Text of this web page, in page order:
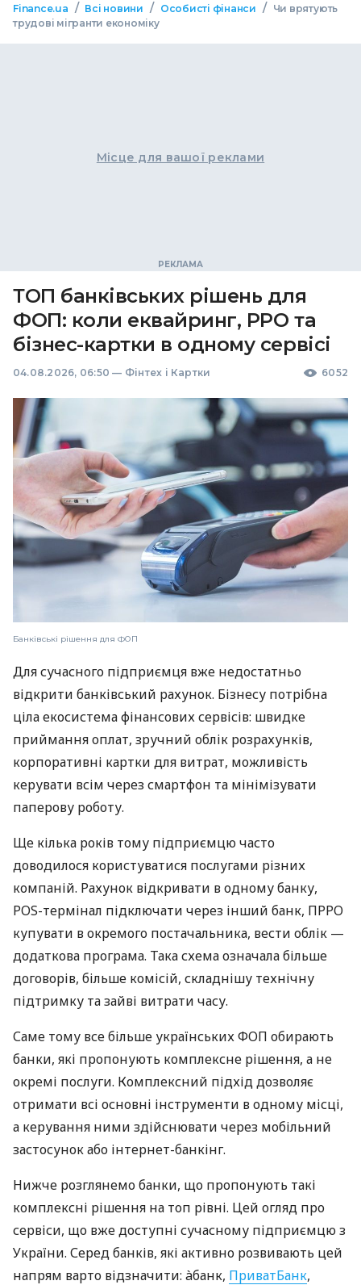
Finance.ua / Всі новини / Особисті фінанси /
Чи врятують
трудові мігранти економіку
Місце для вашої реклами
ТОП банківських рішень для
ФОП: коли еквайринг, РРО та
бізнес-картки в одному сервісі
04.08.2026, 06:50 — Фінтех і Картки 6052
Банківські рішення для ФОП
Для сучасного підприємця вже недостатньо
відкрити банківський рахунок. Бізнесу потрібна
ціла екосистема фінансових сервісів: швидке
приймання оплат, зручний облік розрахунків,
корпоративні картки для витрат, можливість
керувати всім через смартфон та мінімізувати
паперову роботу.
Ще кілька років тому підприємцю часто
доводилося користуватися послугами різних
компаній. Рахунок відкривати в одному банку,
POS-термінал підключати через інший банк, ПРРО
купувати в окремого постачальника, вести облік —
додаткова програма. Така схема означала більше
договорів, більше комісій, складнішу технічну
підтримку та зайві витрати часу.
Саме тому все більше українських ФОП обирають
банки, які пропонують комплексне рішення, а не
окремі послуги. Комплексний підхід дозволяє
отримати всі основні інструменти в одному місці,
а керування ними здійснювати через мобільний
застосунок або інтернет-банкінг.
Нижче розглянемо банки, що пропонують такі
комплексні рішення на топ рівні. Цей огляд про
сервіси, що вже доступні сучасному підприємцю з
України. Серед банків, які активно розвивають цей
напрям варто відзначити: àбанк, ПриватБанк,